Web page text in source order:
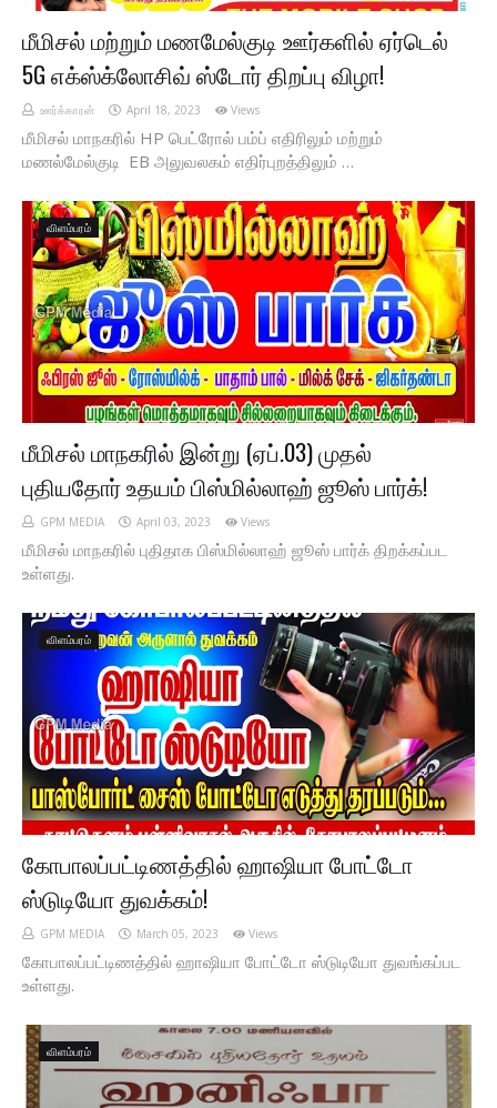
மீமிசல் மற்றும் மணமேல்குடி ஊர்களில் ஏர்டெல்
5G எக்ஸ்க்லோசிவ் ஸ்டோர் திறப்பு விழா!
ஊர்க்காரன் April 18, 2023 Views
மீமிசல் மாநகரில் HP பெட்ரோல் பம்ப் எதிரிலும் மற்றும்
மணல்மேல்குடி EB அலுவலகம் எதிர்புறத்திலும் …
விளம்பரம்
மீமிசல் மாநகரில் இன்று (ஏப்.03) முதல்
புதியதோர் உதயம் பிஸ்மில்லாஹ் ஜூஸ் பார்க்!
GPM MEDIA April 03, 2023 Views
மீமிசல் மாநகரில் புதிதாக பிஸ்மில்லாஹ் ஜூஸ் பார்க் திறக்கப்பட
உள்ளது.
விளம்பரம்
கோபாலப்பட்டிணத்தில் ஹாஷியா போட்டோ
ஸ்டுடியோ துவக்கம்!
GPM MEDIA March 05, 2023 Views
கோபாலப்பட்டிணத்தில் ஹாஷியா போட்டோ ஸ்டுடியோ துவங்கப்பட
உள்ளது.
விளம்பரம்